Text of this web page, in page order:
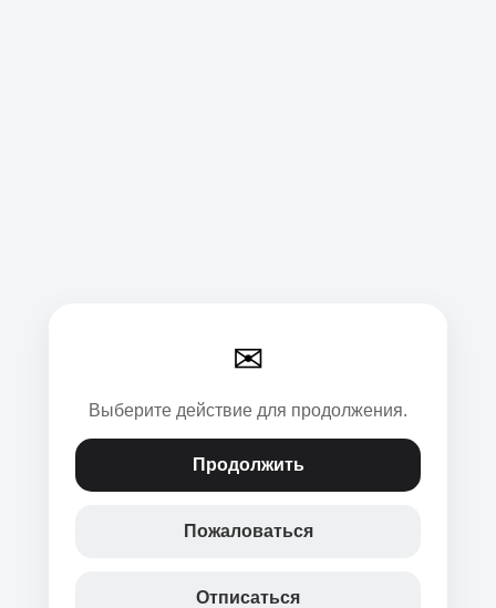
✉
Выберите действие для продолжения.
Продолжить
Пожаловаться
Отписаться